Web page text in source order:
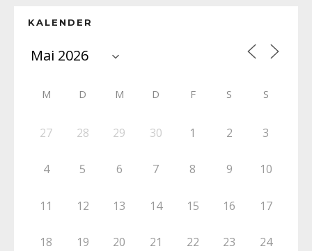
KALENDER
M D M D F S S
27 28 29 30 1 2 3
4 5 6 7 8 9 10
11 12 13 14 15 16 17
18 19 20 21 22 23 24